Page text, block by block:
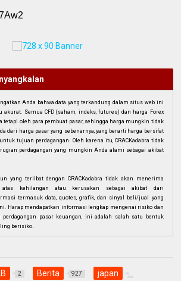
Anda bahwa data yang terkandung dalam situs web ini
Semua CFD (saham, indeks, futures) dan harga Forex
tetapi oleh para pembuat pasar, sehingga harga mungkin tidak
dari harga pasar yang sebenarnya, yang berarti harga bersifat
tujuan perdagangan. Oleh karena itu, CRACKadabra tidak
perdagangan yang mungkin Anda alami sebagai akibat
yang terlibat dengan CRACKadabra tidak akan menerima
atas kehilangan atau kerusakan sebagai akibat dari
termasuk data, quotes, grafik, dan sinyal beli/jual yang
Harap mendapatkan informasi lengkap mengenai risiko dan
perdagangan pasar keuangan, ini adalah salah satu bentuk
berisiko.
2 Berita 927 japan